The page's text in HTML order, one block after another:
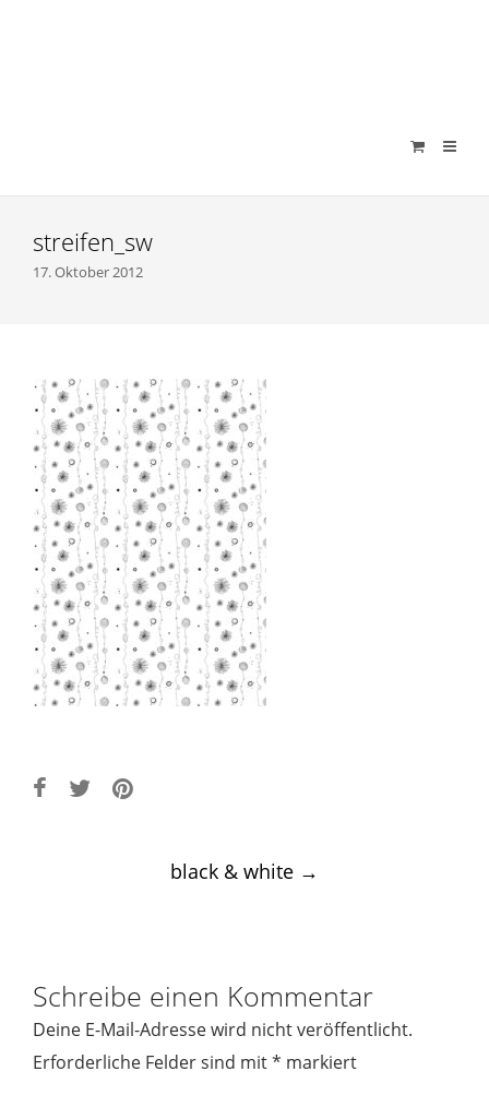
streifen_sw
17. Oktober 2012
black & white →
Schreibe einen Kommentar
Deine E-Mail-Adresse wird nicht veröffentlicht.
Erforderliche Felder sind mit* markiert